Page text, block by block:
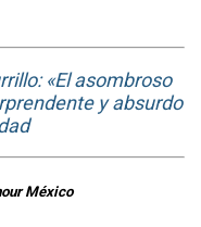
«El asombroso
y absurdo
México